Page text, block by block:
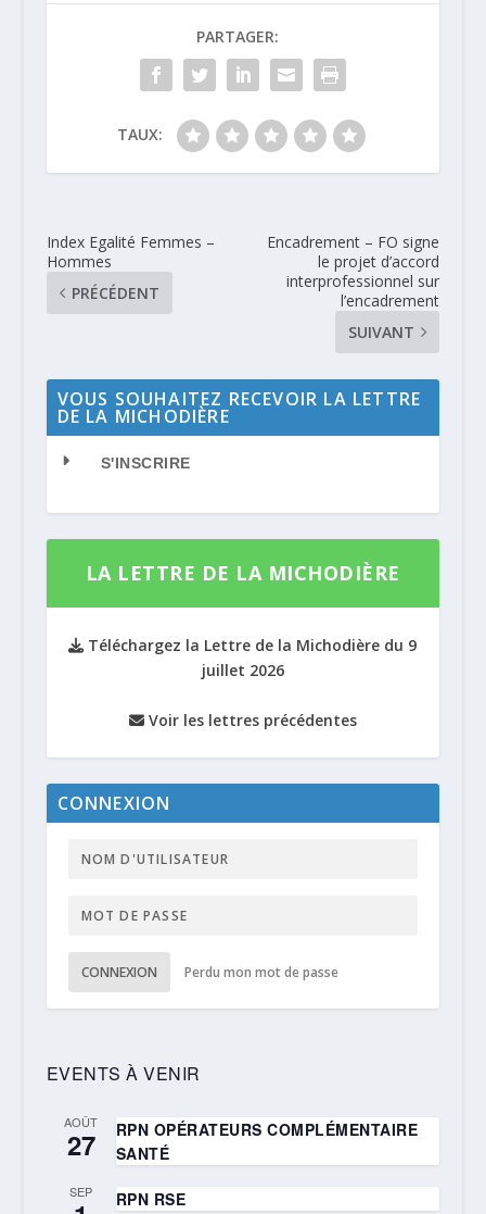
PARTAGER:
TAUX:
Index Egalité Femmes –
Hommes
PRÉCÉDENT
Encadrement – FO signe
le projet d’accord
interprofessionnel sur
l’encadrement
SUIVANT
VOUS SOUHAITEZ RECEVOIR LA LETTRE
DE LA MICHODIÈRE
S'INSCRIRE
LA LETTRE DE LA MICHODIÈRE
Téléchargez la Lettre de la Michodière du 9
juillet 2026
Voir les lettres précédentes
CONNEXION
CONNEXION Perdu mon mot de passe
EVENTS À VENIR
AOÛT
27
RPN OPÉRATEURS COMPLÉMENTAIRE
SANTÉ
SEP RPN RSE